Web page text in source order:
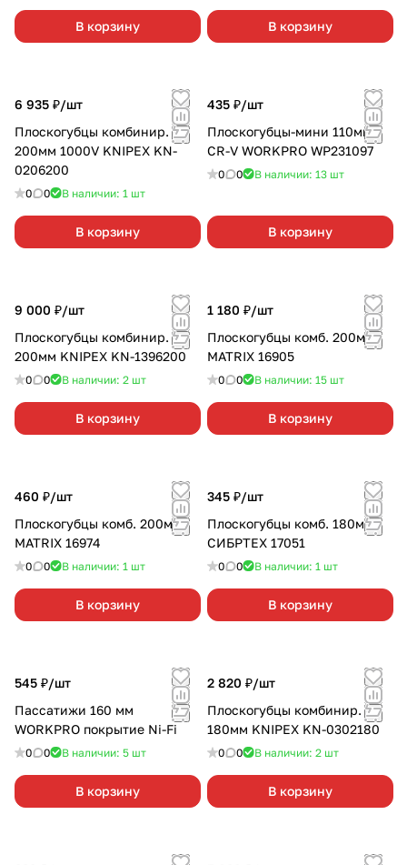
В корзину В корзину
6 935 ₽/шт
Плоскогубцы комбинир.
200мм 1000V KNIPEX KN-
0206200
0 0 В наличии: 1 шт
В корзину
435 ₽/шт
Плоскогубцы-мини 110мм
CR-V WORKPRO WP231097
0 0 В наличии: 13 шт
В корзину
9 000 ₽/шт
Плоскогубцы комбинир.
200мм KNIPEX KN-1396200
0 0 В наличии: 2 шт
В корзину
1 180 ₽/шт
Плоскогубцы комб. 200мм
MATRIX 16905
0 0 В наличии: 15 шт
В корзину
460 ₽/шт
Плоскогубцы комб. 200мм
MATRIX 16974
0 0 В наличии: 1 шт
В корзину
345 ₽/шт
Плоскогубцы комб. 180мм
СИБРТЕХ 17051
0 0 В наличии: 1 шт
В корзину
545 ₽/шт
Пассатижи 160 мм
WORKPRO покрытие Ni-Fi
0 0 В наличии: 5 шт
В корзину
2 820 ₽/шт
Плоскогубцы комбинир.
180мм KNIPEX KN-0302180
0 0 В наличии: 2 шт
В корзину